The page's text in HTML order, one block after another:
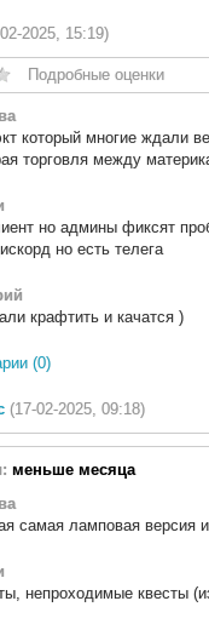
2025, 15:19)
Подробные оценки
который многие ждали
торговля между
но админы фиксят
но есть телега
крафтить и качатся )
(0)
(17-02-2025, 09:18)
меньше месяца
самая ламповая версия
непроходимые квесты